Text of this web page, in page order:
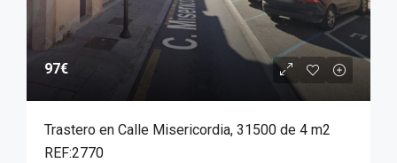
97€
Trastero en Calle Misericordia, 31500 de 4 m2
REF:2770